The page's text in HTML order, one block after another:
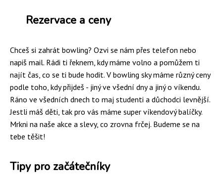
Rezervace a ceny
Chceš si zahrát bowling? Ozvi se nám přes telefon nebo
napiš mail. Rádi ti řeknem, kdy máme volno a pomůžem ti
najít čas, co se ti bude hodit. V bowling sky máme různý ceny
podle toho, kdy přijdeš - jiný ve všední dny a jiný o víkendu.
Ráno ve všedních dnech to maj studenti a důchodci levnější.
Jestli máš děti, tak pro vás máme super víkendový balíčky.
Mrkni na naše akce a slevy, co zrovna frčej. Budeme se na
tebe těšit!
Tipy pro začátečníky